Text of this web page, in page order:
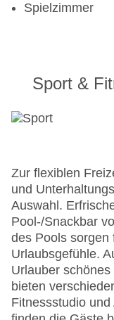
Spielzimmer
Sport &
Zur flexiblen
und
Auswahl.
Pool-/Snackbar
des Pools sorgen
Urlaubsgefühle.
Urlauber
bieten
Fitnessstudio